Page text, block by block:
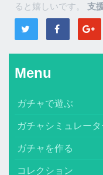
ると嬉しいです。 支
Menu
ガチャで遊ぶ
ガチャシミュレータ
ガチャを作る
コレクション